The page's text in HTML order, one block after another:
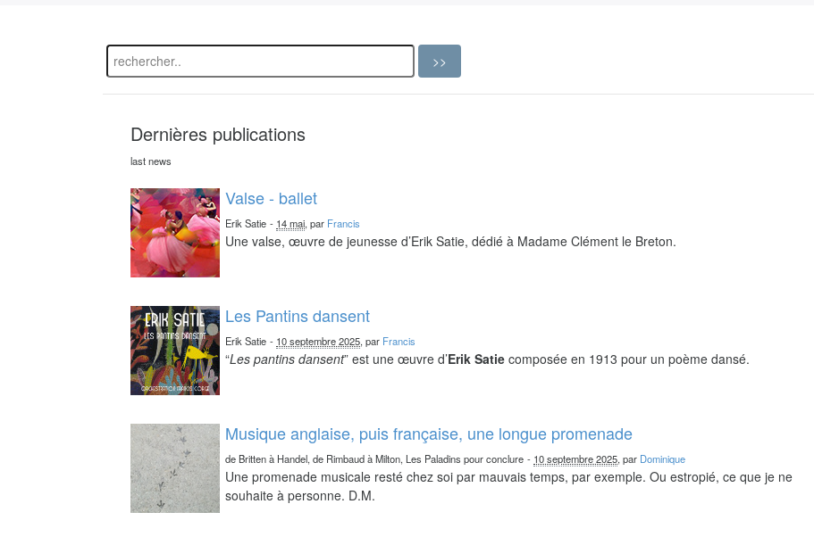
Dernières publications
last news
Valse - ballet
Erik Satie - 14 mai, par Francis
Une valse, œuvre de jeunesse d’Erik Satie, dédié à Madame Clément le Breton.
Les Pantins dansent
Erik Satie - 10 septembre 2025, par Francis
“Les pantins dansent” est une œuvre d’Erik Satie composée en 1913 pour un poème dansé.
Musique anglaise, puis française, une longue promenade
de Britten à Handel, de Rimbaud à Milton, Les Paladins pour conclure - 10 septembre 2025, par Dominique
Une promenade musicale resté chez soi par mauvais temps, par exemple. Ou estropié, ce que je ne
souhaite à personne. D.M.